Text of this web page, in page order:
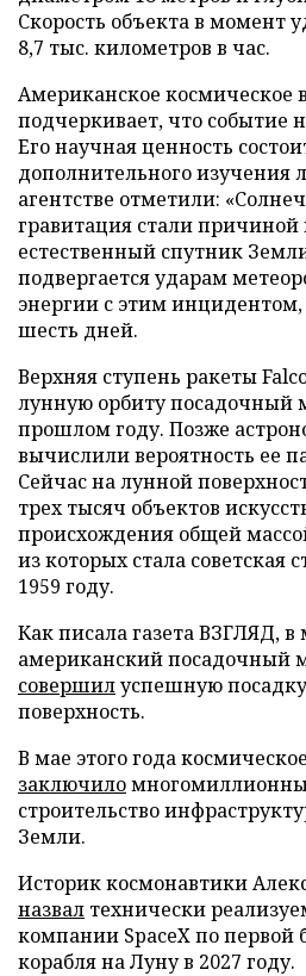
Скорость объекта в момент
8,7 тыс. километров в час.
Американское космическое
подчеркивает, что событие
Его научная ценность
дополнительного изучения
агентстве отметили:
гравитация стали причиной
естественный спутник
подвергается ударам
энергии с этим
шесть дней.
Верхняя ступень ракеты
лунную орбиту посадочный
прошлом году. Позже
вычислили вероятность ее
Сейчас на лунной
трех тысяч объектов
происхождения общей
из которых стала советская
1959 году.
Как писала газета ВЗГЛЯД,
американский посадочный
совершилуспешную
поверхность.
В мае этого года
заключило
строительство
Земли.
Историк космонавтики
назвал технически
компании SpaceX по первой
корабля на Луну в 2027 году.